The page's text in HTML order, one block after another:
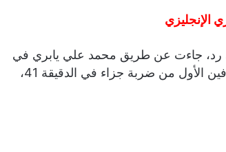
الإنجليزي
دون رد، جاءت عن طريق محمد علي يابري في
الدقيقة 16 بالخطأ في مرماه، إسماعيل بلقاسمي هدفين الأول من ضربة جزاء في الدقيقة 41،